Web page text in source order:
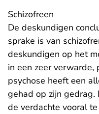
Schizofreen
De deskundigen
sprake is van
deskundigen op het
in een zeer verwarde,
psychose heeft een
gehad op zijn gedrag.
de verdachte vooral